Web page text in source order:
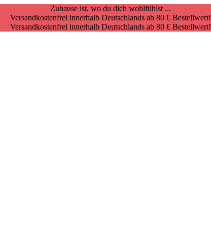
Zuhause ist, wo du dich wohlfühlst ...
Versandkostenfrei innerhalb Deutschlands ab 80 € Bestellwert!
Versandkostenfrei innerhalb Deutschlands ab 80 € Bestellwert!